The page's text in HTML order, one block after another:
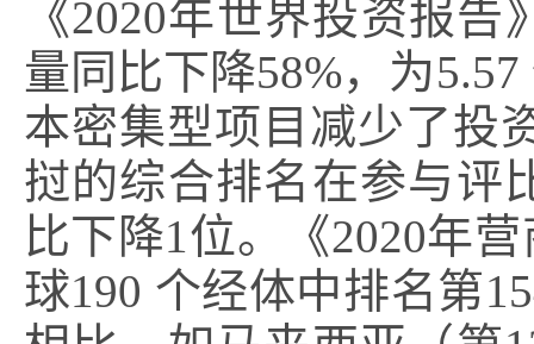
《2020年世界投资报
量同比下降58%，为
本密集型项目减少了投
挝的综合排名在参与评
比下降1位。《2020年
球190 个经体中排名第